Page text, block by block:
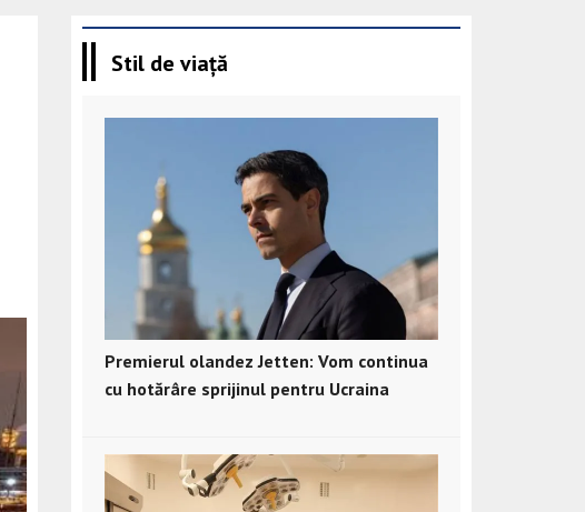
Stil de viață
Premierul olandez Jetten: Vom continua
cu hotărâre sprijinul pentru Ucraina